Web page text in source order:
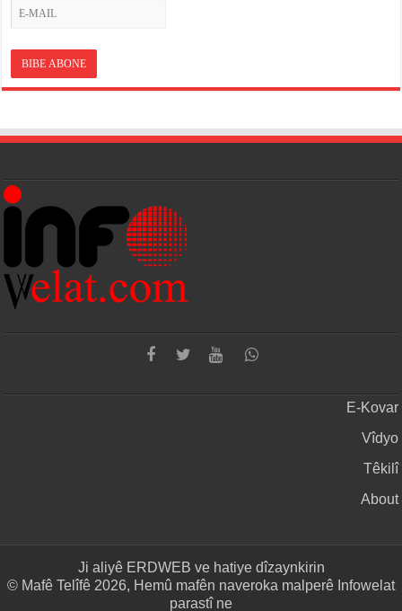
E-Kovar
Vîdyo
Têkilî
About
Ji aliyê ERDWEB ve hatiye dîzaynkirin
© Mafê Telîfê 2026, Hemû mafên naveroka malperê Infowelat
parastî ne